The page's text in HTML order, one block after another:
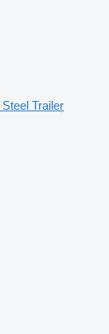
Trailer